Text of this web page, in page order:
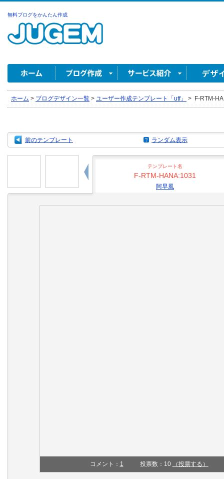
無料ブログをかんたん作成
ホーム > ブログデザイン一覧 > ユーザー作成テンプレート「utf」 > F-RTM-
前のテンプレート ランダム表示
テンプレート名
F-RTM-HANA:1031
阿早風
コメント： 1 投票数：10 （投票する）